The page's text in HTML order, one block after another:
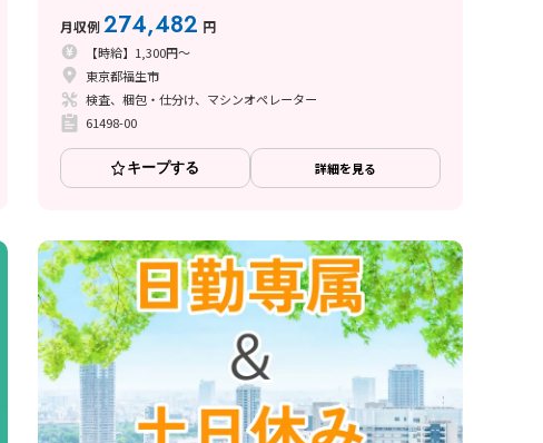
月収例274,482 円
【時給】1,300円～
東京都福生市
検査、梱包・仕分け、マシンオペレーター
61498-00
キープする 詳細を見る